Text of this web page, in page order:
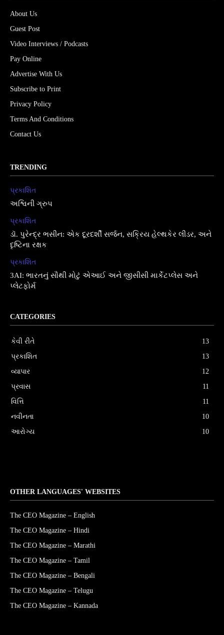
About Us
Guest Post
Video Interviews / Podcasts
Pay Online
Advertise With Us
Subscribe to Print
Privacy Policy
Terms And Conditions
Contact Us
TRENDING
પ્રકાશિત
અશ્વિની ગ્રુપ
પ્રકાશિત
ડૉ. પુરેન્દ્ર ભસીન: એક દૂરદર્શી સર્જન, સક્રિય હેલ્થકેર લીડર, અને
દૃષ્ટિના રક્ષક
પ્રકાશિત
3AI: ભારતનું સૌથી મોટું એઆઈ અને જીસીસી માર્કેટપ્લેસ અને
પ્લેટફોર્મ
CATEGORIES
કેવી રીતે
13
પ્રકાશિત
13
વ્યાપાર
12
પ્રવાસ
11
વિત્તિ
11
નવીનતા
10
આરોગ્ય
10
OTHER LANGUAGES' WEBSITES
The CEO Magazine – English
The CEO Magazine – Hindi
The CEO Magazine – Marathi
The CEO Magazine – Tamil
The CEO Magazine – Bengali
The CEO Magazine – Telugu
The CEO Magazine – Kannada